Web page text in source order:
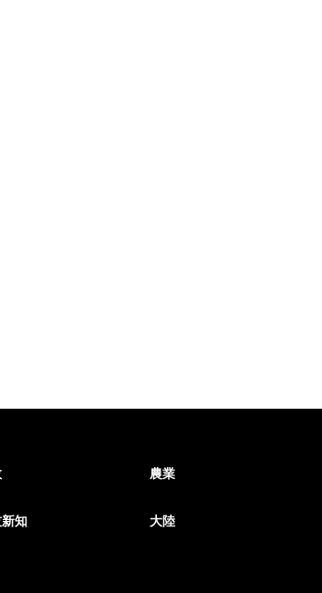
農業
知 大陸